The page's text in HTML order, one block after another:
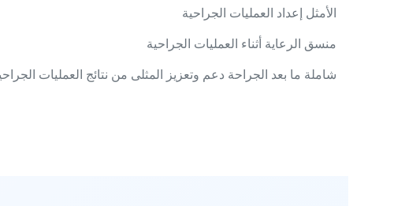
الأمثل إعداد العمليات الجراحية
منسق الرعاية أثناء العمليات الجراحية
شاملة ما بعد الجراحة دعم وتعزيز المثلى من نتائج العمليات